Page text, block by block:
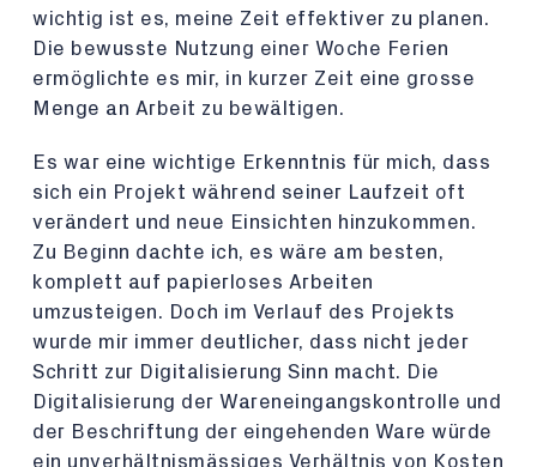
wichtig ist es, meine Zeit effektiver zu planen.
Die bewusste Nutzung einer Woche Ferien
ermöglichte es mir, in kurzer Zeit eine grosse
Menge an Arbeit zu bewältigen.
Es war eine wichtige Erkenntnis für mich, dass
sich ein Projekt während seiner Laufzeit oft
verändert und neue Einsichten hinzukommen.
Zu Beginn dachte ich, es wäre am besten,
komplett auf papierloses Arbeiten
umzusteigen. Doch im Verlauf des Projekts
wurde mir immer deutlicher, dass nicht jeder
Schritt zur Digitalisierung Sinn macht. Die
Digitalisierung der Wareneingangskontrolle und
der Beschriftung der eingehenden Ware würde
ein unverhältnismässiges Verhältnis von Kosten